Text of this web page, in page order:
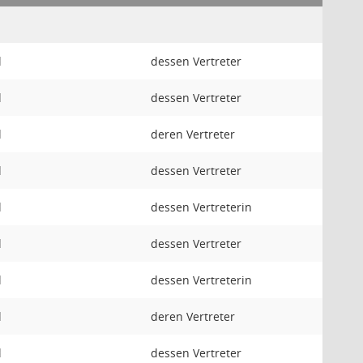
dessen Vertreter
dessen Vertreter
deren Vertreter
dessen Vertreter
dessen Vertreterin
dessen Vertreter
dessen Vertreterin
deren Vertreter
dessen Vertreter